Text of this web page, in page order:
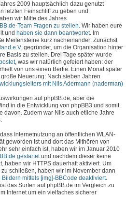
2009 hauptsächlich dazu genutzt
letzten Feinschliff zu geben und
wir Mitte des Jahres
Team Fragen zu stellen. Wir haben eure
und haben sie dann beantwortet. Im
Meilensteine kurz nacheinander: Zunächst
e.V. gegründet, um die Organisation hinter
Basis zu stellen. Drei Tage später wurde
, was wir natürlich gefeiert haben: der
von uns einen Bertie. Einen Monat später
Neuerung: Nach sieben Jahren
mit Nils Adermann (naderman)
auf phpBB.de, aber die
in die Entwicklung von phpBB3 und somit
davon. Zudem war Nils auch etliche Jahre
Internetnutzung an öffentlichen WLAN-
geworden ist und dort das Mithören von
sehr einfach ist, haben wir im Januar 2010
gestartetund nachdem dieser keine
haben wir HTTPS dauerhaft aktiviert. Um
schließen, haben wir im November dann
mittels [img]-BBCode deaktiviert.
das Surfen auf phpBB.de im Vergleich zu
Internet um ein vielfaches sicherer